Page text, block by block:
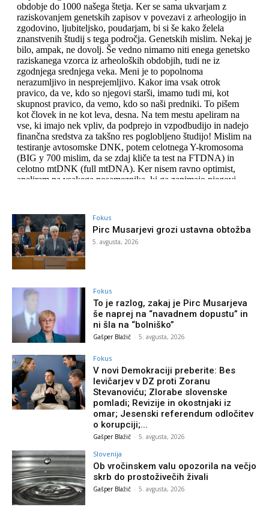
Fokus
Pirc Musarjevi grozi ustavna obtožba
5. avgusta, 2026
Fokus
To je razlog, zakaj je Pirc Musarjeva
še naprej na “navadnem dopustu” in
ni šla na “bolniško”
Gašper Blažič - 5. avgusta, 2026
Fokus
V novi Demokraciji preberite: Bes
levičarjev v DZ proti Zoranu
Stevanoviću; Zlorabe slovenske
pomladi; Revizije in okostnjaki iz
omar; Jesenski referendum odločitev
o korupciji;...
Gašper Blažič - 5. avgusta, 2026
Slovenija
Ob vročinskem valu opozorila na večjo
skrb do prostoživečih živali
Gašper Blažič - 5. avgusta, 2026